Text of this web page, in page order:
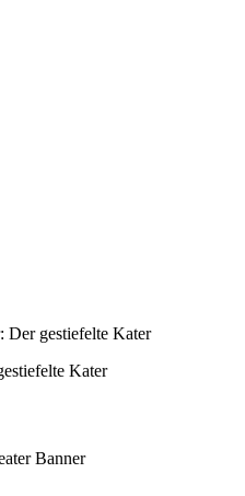
gestiefelte Kater
Kater